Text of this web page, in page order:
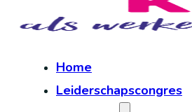
Home
Leiderschapscongres